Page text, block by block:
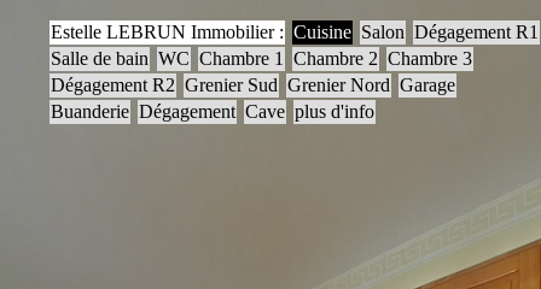
Estelle LEBRUN Immobilier : Cuisine Salon Dégagement R1
Salle de bain WC Chambre 1 Chambre 2 Chambre 3
Dégagement R2 Grenier Sud Grenier Nord Garage
Buanderie Dégagement Cave plus d'info